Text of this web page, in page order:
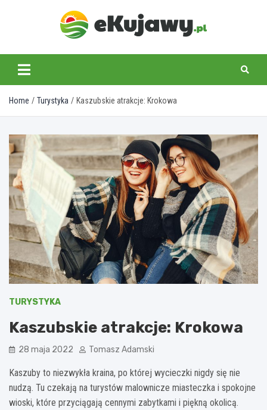
ekujawy.pl
Home Turystyka Kaszubskie atrakcje: Krokowa
TURYSTYKA
Kaszubskie atrakcje: Krokowa
28 maja 2022 Tomasz Adamski
Kaszuby to niezwykła kraina, po której wycieczki nigdy się nie
nudzą. Tu czekają na turystów malownicze miasteczka i spokojne
wioski, które przyciągają cennymi zabytkami i piękną okolicą.